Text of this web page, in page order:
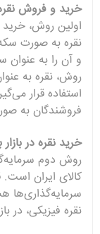
خرید و فروش
اولین روش،
نقره به صورت
و آن را به
روش، نقره به
استفاده قرار
فروشندگان به
خرید نقره در
روش دوم
کالای ایران است.
سرمایه‌گذاری‌ها
نقره فیزیکی، در